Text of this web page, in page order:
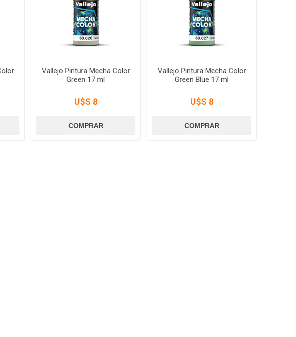
Vallejo Pintura Mecha Color
Green 17 ml
U$S 8
Vallejo Pintura Mecha Color
Green Blue 17 ml
U$S 8